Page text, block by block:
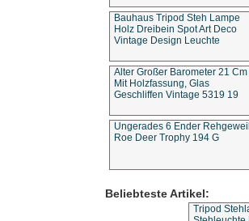
Bauhaus Tripod Steh Lampe
Holz Dreibein Spot Art Deco
Vintage Design Leuchte
Alter Großer Barometer 21 Cm
Mit Holzfassung, Glas
Geschliffen Vintage 5319 19
Ungerades 6 Ender
Roe Deer Trophy 194 G
Beliebteste Artikel:
Tripod